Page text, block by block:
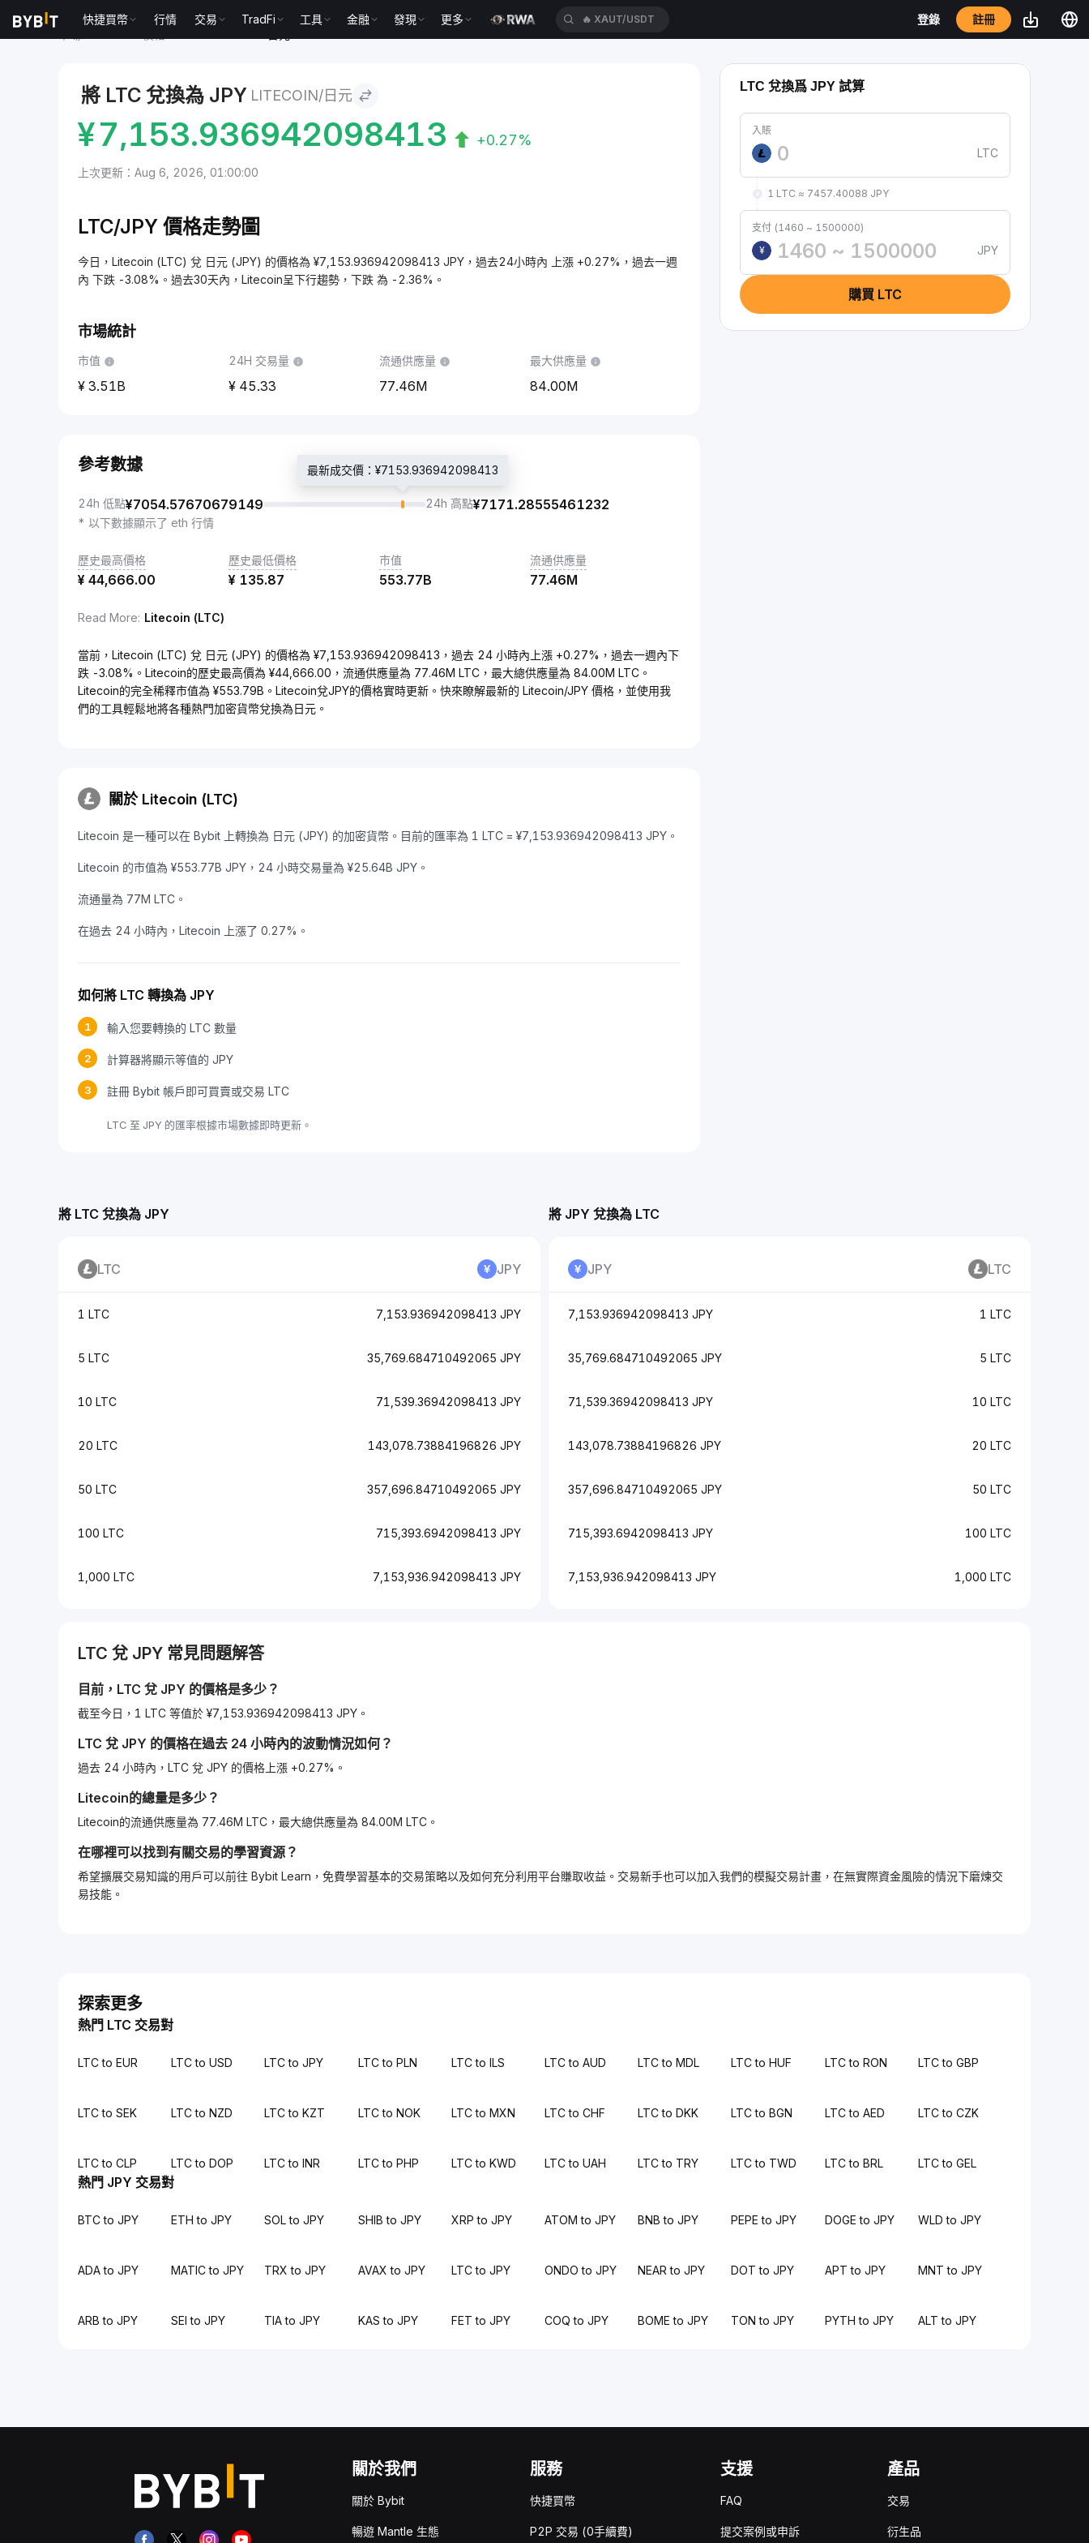
快捷買幣 行情 交易 TradFi 工具 金融 發現 更多 🔥 XAUT/USDT 登錄 註冊
將 LTC 兌換為 JPY LITECOIN/日元
¥7,153.936942098413 +0.27%
上次更新：Aug 6, 2026, 01:00:00
LTC/JPY 價格走勢圖
今日，Litecoin (LTC) 兌 日元 (JPY) 的價格為 ¥7,153.936942098413 JPY，過去24小時內 上漲 +0.27%，過去一週
內 下跌 -3.08%。過去30天內，Litecoin呈下行趨勢，下跌 為 -2.36%。
市場統計
市值
3.51B
24H 交易量
45.33
流通供應量
77.46M
最大供應量
84.00M
參考數據
24h 低點¥7054.57670679149
最新成交價：¥7153.936942098413
24h 高點¥7171.28555461232
* 以下數據顯示了 eth 行情
歷史最高價格
¥ 44,666.00
歷史最低價格
¥ 135.87
市值
553.77B
流通供應量
77.46M
Read More: Litecoin (LTC)
當前，Litecoin (LTC) 兌 日元 (JPY) 的價格為 ¥7,153.936942098413，過去 24 小時內上漲 +0.27%，過去一週內下
跌 -3.08%。Litecoin的歷史最高價為 ¥44,666.00，流通供應量為 77.46M LTC，最大總供應量為 84.00M LTC。
Litecoin的完全稀釋市值為 ¥553.79B。Litecoin兌JPY的價格實時更新。快來瞭解最新的 Litecoin/JPY 價格，並使用我
們的工具輕鬆地將各種熱門加密貨幣兌換為日元。
關於 Litecoin (LTC)
Litecoin 是一種可以在 Bybit 上轉換為 日元 (JPY) 的加密貨幣。目前的匯率為 1 LTC = ¥7,153.936942098413 JPY。
Litecoin 的市值為 ¥553.77B JPY，24 小時交易量為 ¥25.64B JPY。
流通量為 77M LTC。
在過去 24 小時內，Litecoin 上漲了 0.27%。
如何將 LTC 轉換為 JPY
1 輸入您要轉換的 LTC 數量
2 計算器將顯示等值的 JPY
3 註冊 Bybit 帳戶即可買賣或交易 LTC
LTC 至 JPY 的匯率根據市場數據即時更新。
LTC 兌換爲 JPY 試算
入賬
LTC
1 LTC ≈ 7457.40088 JPY
支付 (1460 ~ 1500000)
¥
JPY
購買 LTC
將 LTC 兌換為 JPY
LTC JPY
1 LTC 7,153.936942098413 JPY
5 LTC 35,769.684710492065 JPY
10 LTC 71,539.36942098413 JPY
20 LTC 143,078.73884196826 JPY
50 LTC 357,696.84710492065 JPY
100 LTC 715,393.6942098413 JPY
1,000 LTC 7,153,936.942098413 JPY
將 JPY 兌換為 LTC
JPY LTC
7,153.936942098413 JPY 1 LTC
35,769.684710492065 JPY 5 LTC
71,539.36942098413 JPY 10 LTC
143,078.73884196826 JPY 20 LTC
357,696.84710492065 JPY 50 LTC
715,393.6942098413 JPY 100 LTC
7,153,936.942098413 JPY 1,000 LTC
LTC 兌 JPY 常見問題解答
目前， LTC 兌 JPY 的價格是多少？
截至今日，1 LTC 等值於 ¥7,153.936942098413 JPY。
LTC 兌 JPY 的價格在過去 24 小時內的波動情況如何？
過去 24 小時內，LTC 兌 JPY 的價格上漲 +0.27%。
Litecoin的總量是多少？
Litecoin的流通供應量為 77.46M LTC，最大總供應量為 84.00M LTC。
在哪裡可以找到有關交易的學習資源？
希望擴展交易知識的用戶可以前往 Bybit Learn，免費學習基本的交易策略以及如何充分利用平台賺取收益。交易新手也可以加入我們的模擬交易計畫，在無實際資金風險的情況下磨煉交
易技能。
探索更多
熱門 LTC 交易對
LTC to EUR LTC to USD LTC to JPY LTC to PLN LTC to ILS LTC to AUD LTC to MDL LTC to HUF LTC to RON LTC to GBP
LTC to SEK LTC to NZD LTC to KZT LTC to NOK LTC to MXN LTC to CHF LTC to DKK LTC to BGN LTC to AED LTC to CZK
LTC to CLP LTC to DOP LTC to INR LTC to PHP LTC to KWD LTC to UAH LTC to TRY LTC to TWD LTC to BRL LTC to GEL
熱門 JPY 交易對
BTC to JPY ETH to JPY SOL to JPY SHIB to JPY XRP to JPY ATOM to JPY BNB to JPY PEPE to JPY DOGE to JPY WLD to JPY
ADA to JPY MATIC to JPY TRX to JPY AVAX to JPY LTC to JPY ONDO to JPY NEAR to JPY DOT to JPY APT to JPY MNT to JPY
ARB to JPY SEI to JPY TIA to JPY KAS to JPY FET to JPY COQ to JPY BOME to JPY TON to JPY PYTH to JPY ALT to JPY
關於我們
關於 Bybit
暢遊 Mantle 生態
服務
快捷買幣
P2P 交易 (0手續費)
支援
FAQ
提交案例或申訴
產品
交易
衍生品